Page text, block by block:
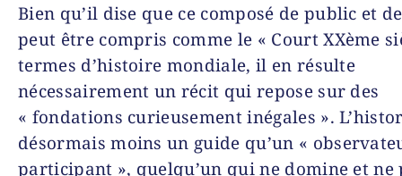
Bien qu’il dise que ce composé de public et
peut être compris comme le « Court XXème
termes d’histoire mondiale, il en résulte
nécessairement un récit qui repose sur des
« fondations curieusement inégales ».
désormais moins un guide qu’un «
participant », quelqu’un qui ne domine et ne